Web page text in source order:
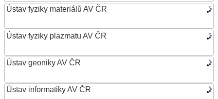
Ústav fyziky materiálů AV ČR
Ústav fyziky plazmatu AV ČR
Ústav geoniky AV ČR
Ústav informatiky AV ČR